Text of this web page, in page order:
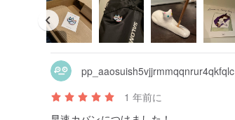
pp_aaosuish5vjjrmmqqnrur4qkfqlc
1 年前に